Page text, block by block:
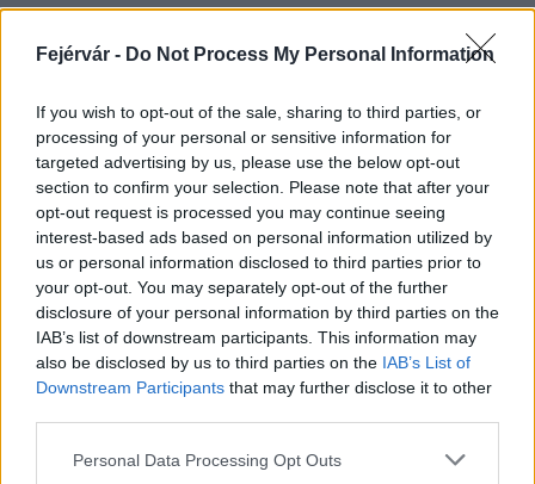
Fejérvár - Do Not Process My Personal Information
If you wish to opt-out of the sale, sharing to third parties, or
processing of your personal or sensitive information for
targeted advertising by us, please use the below opt-out
section to confirm your selection. Please note that after your
opt-out request is processed you may continue seeing
interest-based ads based on personal information utilized by
us or personal information disclosed to third parties prior to
your opt-out. You may separately opt-out of the further
disclosure of your personal information by third parties on the
IAB’s list of downstream participants. This information may
also be disclosed by us to third parties on the IAB’s List of
Downstream Participants that may further disclose it to other
Please note that this website/app uses one or more Google
Personal Data Processing Opt Outs
kék kukába!
1
HÍRLEVÉL
Név
E-mail cím
Feliratkozom a hírlevélre és elfogadom az
adatvédelmi